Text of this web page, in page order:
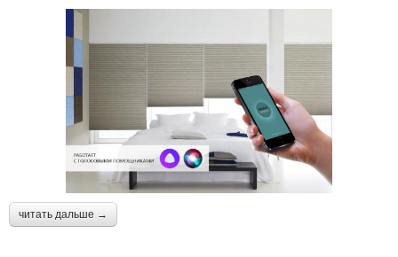
читать дальше →